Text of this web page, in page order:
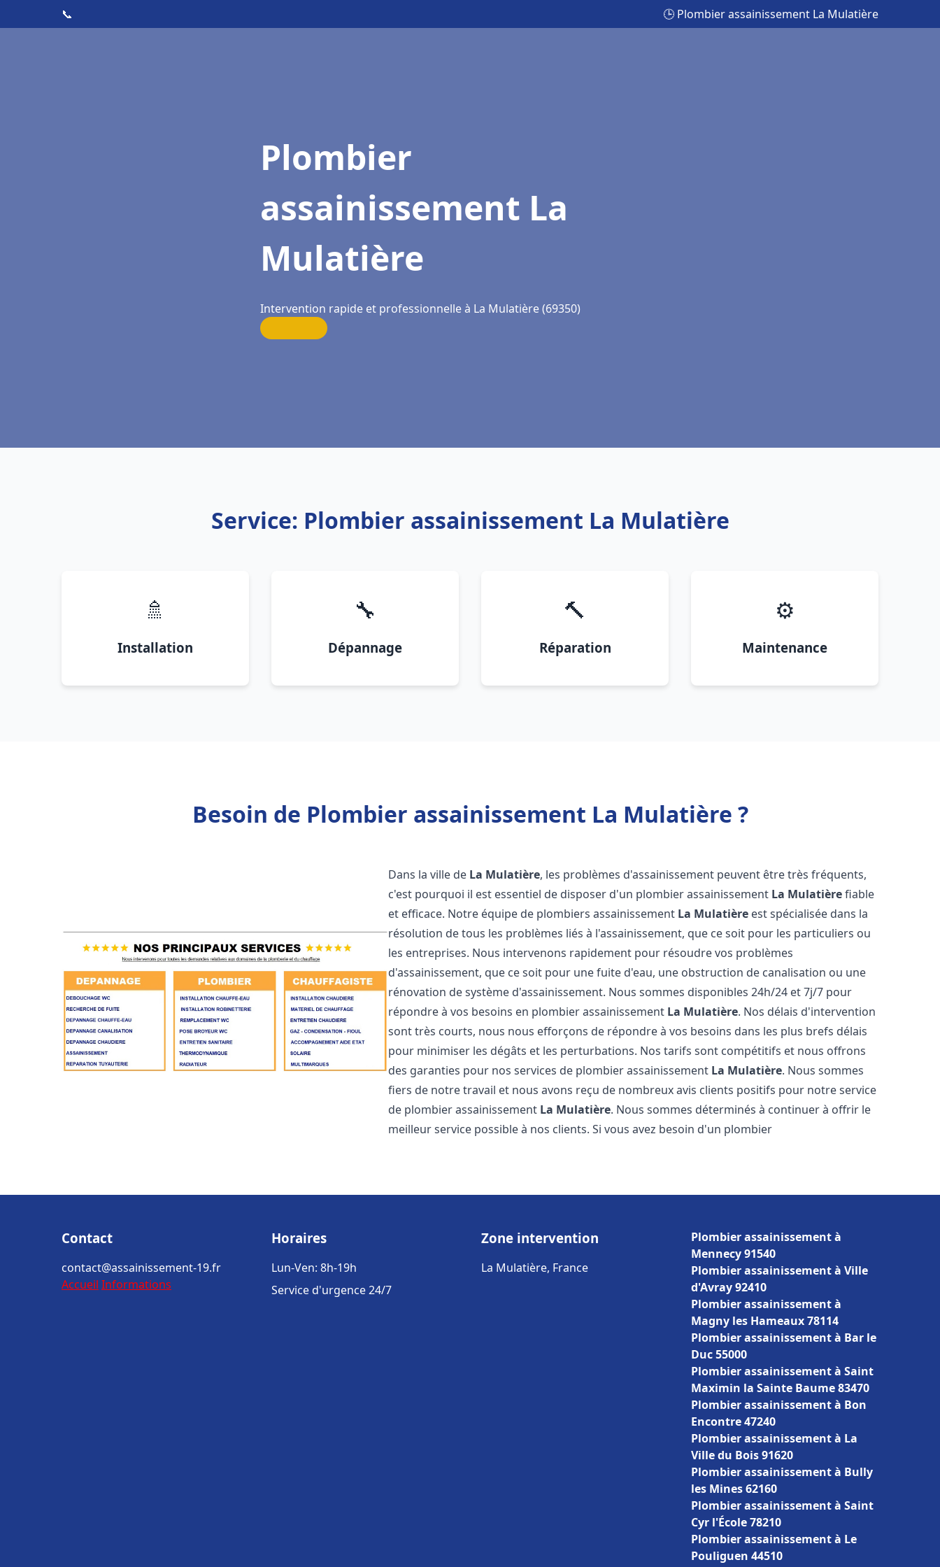
📞 🕒 Plombier assainissement La Mulatière
Plombier
assainissement La
Mulatière
Intervention rapide et professionnelle à La Mulatière (69350)
Service: Plombier assainissement La Mulatière
🚿
Installation
🔧
Dépannage
🔨
Réparation
⚙️
Maintenance
Besoin de Plombier assainissement La Mulatière ?
Dans la ville de La Mulatière, les problèmes d'assainissement peuvent être très fréquents,
c'est pourquoi il est essentiel de disposer d'un plombier assainissement La Mulatièrefiable
et efficace. Notre équipe de plombiers assainissement La Mulatière est spécialisée dans la
résolution de tous les problèmes liés à l'assainissement, que ce soit pour les particuliers ou
les entreprises. Nous intervenons rapidement pour résoudre vos problèmes
d'assainissement, que ce soit pour une fuite d'eau, une obstruction de canalisation ou une
rénovation de système d'assainissement. Nous sommes disponibles 24h/24 et 7j/7 pour
répondre à vos besoins en plombier assainissement La Mulatière. Nos délais d'intervention
sont très courts, nous nous efforçons de répondre à vos besoins dans les plus brefs délais
pour minimiser les dégâts et les perturbations. Nos tarifs sont compétitifs et nous offrons
des garanties pour nos services de plombier assainissement La Mulatière. Nous sommes
fiers de notre travail et nous avons reçu de nombreux avis clients positifs pour notre service
de plombier assainissement La Mulatière. Nous sommes déterminés à continuer à offrir le
meilleur service possible à nos clients. Si vous avez besoin d'un plombier
Contact
contact@assainissement-19.fr
Accueil Informations
Horaires
Lun-Ven: 8h-19h
Service d'urgence 24/7
Zone intervention
La Mulatière, France
Plombier assainissement à
Mennecy 91540
Plombier assainissement à Ville
d'Avray 92410
Plombier assainissement à
Magny les Hameaux 78114
Plombier assainissement à Bar le
Duc 55000
Plombier assainissement à Saint
Maximin la Sainte Baume 83470
Plombier assainissement à Bon
Encontre 47240
Plombier assainissement à La
Ville du Bois 91620
Plombier assainissement à Bully
les Mines 62160
Plombier assainissement à Saint
Cyr l'École 78210
Plombier assainissement à Le
Pouliguen 44510